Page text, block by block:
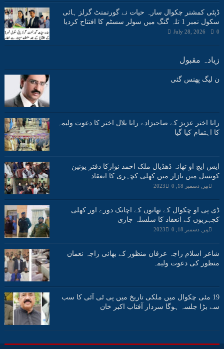
ڈپٹی کمشنر چکوال سارہ حیات نے گورنمنٹ گرلز ہائی
سکول نمبر 1 تلہ گنگ میں سولر سسٹم کا افتتاح کردیا
July 28, 2026 0
زیادہ مقبول
ن لیگ پھنس گئی
رانا اختر عزیز کے صاحبزادے رانا بلال اختر کا دعوت ولیمہ
کا اہتمام کیا گیا
ایس ایچ او تھانہ ڈھڈیال ملک احمد نوازکا دفتر یونین
کونسل مین بازار میں کھلی کچہری کا انعقاد
پیر, دسمبر 18, 2023 0
ڈی پی او چکوال کے تھانوں کے اچانک دورے اور کھلی
کچہریوں کے انعقاد کا سلسلہ جاری
پیر, دسمبر 18, 2023 0
شاعر اسلام راجہ عرفان منظور کے بھائی راجہ نعمان
منظور کی دعوت ولیمہ
19 مئی چکوال میں ملکی تاریخ میں پی ٹی آئی کا سب
سے بڑا جلسہ ہوگا سردار آفتاب اکبر خان